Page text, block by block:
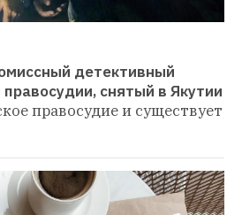
детективный
снятый в Якутии
правосудие и существует